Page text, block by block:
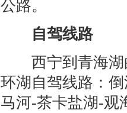
公路。
自驾线路
西宁到青海湖
环湖自驾线路：
马河-茶卡盐湖-观